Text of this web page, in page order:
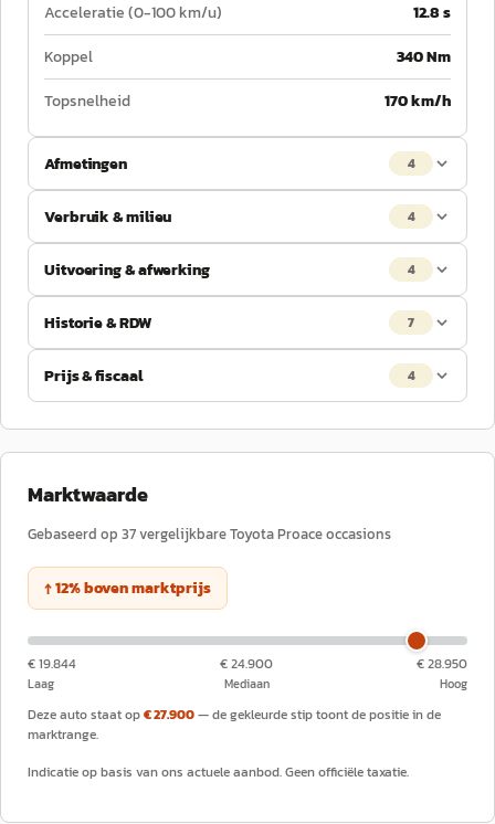
Acceleratie (0-100 km/u)
12.8 s
Koppel
340 Nm
Topsnelheid
170 km/h
Afmetingen 4
Verbruik & milieu 4
Uitvoering & afwerking 4
Historie & RDW 7
Prijs & fiscaal 4
Marktwaarde
Gebaseerd op 37vergelijkbareToyotaProaceoccasions
↑12%bovenmarktprijs
€ 19.844
Laag
€ 24.900
Mediaan
€ 28.950
Hoog
Deze auto staat op€ 27.900— de gekleurde stip toont de positie in de
marktrange.
Indicatie op basis van ons actuele aanbod. Geen officiële taxatie.